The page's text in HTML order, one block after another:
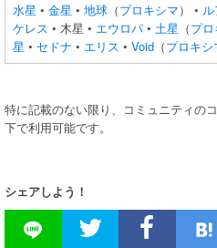
水星 • 金星 • 地球 （プロキシマ） •
ケレス • 木星 • エウロパ • 土星 （プ
星 • セドナ • エリス • Void （プロキシ
特に記載のない限り、コミュニティの
下で利用可能です。
シェアしよう！